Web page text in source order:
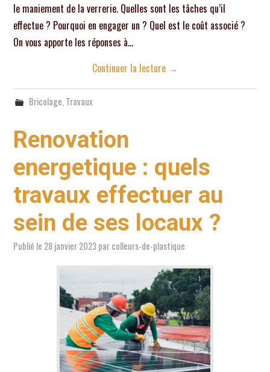
le maniement de la verrerie. Quelles sont les tâches qu’il
effectue ? Pourquoi en engager un ? Quel est le coût associé ?
On vous apporte les réponses à…
Continuer la lecture →
Bricolage,Travaux
Renovation
energetique : quels
travaux effectuer au
sein de ses locaux ?
Publié le 28 janvier 2023parcolleurs-de-plastique